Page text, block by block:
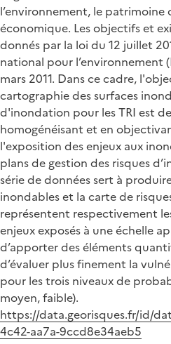
l’environnement, le patrimoine
économique. Les objectifs et
donnés par la loi du 12 juillet
national pour l’environnement
mars 2011. Dans ce cadre,
cartographie des surfaces
d'inondation pour les TRI est
homogénéisant et en
l'exposition des enjeux aux
plans de gestion des risques
série de données sert à
inondables et la carte de
représentent respectivement
enjeux exposés à une échelle
d’apporter des éléments
d’évaluer plus finement la
pour les trois niveaux de
moyen, faible).
https://data.georisques.fr/id/
4c42-aa7a-9ccd8e34aeb5